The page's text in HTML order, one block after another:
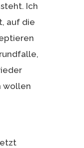
Ich
auf die
wollen